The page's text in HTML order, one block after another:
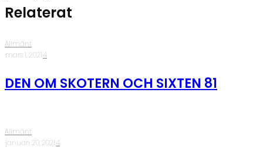
Relaterat
Allmänt
·mars 1, 2021·4
DEN OM SKOTERN OCH SIXTEN 81
Allmänt
·januari 20, 2021·4